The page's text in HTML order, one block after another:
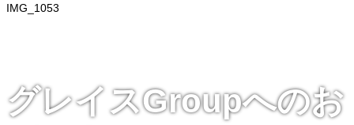
IMG_1053
グレイスGroupへのお